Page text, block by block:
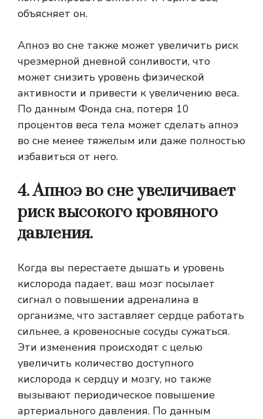
объясняет он.
Апноэ во сне также может увеличить риск
чрезмерной дневной сонливости, что
может снизить уровень физической
активности и привести к увеличению веса.
По данным Фонда сна, потеря 10
процентов веса тела может сделать апноэ
во сне менее тяжелым или даже полностью
избавиться от него.
4. Апноэ во сне увеличивает
риск высокого кровяного
давления.
Когда вы перестаете дышать и уровень
кислорода падает, ваш мозг посылает
сигнал о повышении адреналина в
организме, что заставляет сердце работать
сильнее, а кровеносные сосуды сужаться.
Эти изменения происходят с целью
увеличить количество доступного
кислорода к сердцу и мозгу, но также
вызывают периодическое повышение
артериального давления. По данным